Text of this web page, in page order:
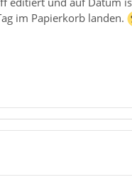
im Papierkorb landen.